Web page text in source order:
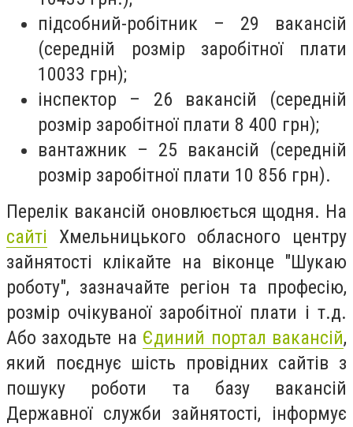
підсобний-робітник – 29 вакансій
(середній розмір заробітної плати
10033 грн);
інспектор – 26 вакансій (середній
розмір заробітної плати 8 400 грн);
вантажник – 25 вакансій (середній
розмір заробітної плати 10 856 грн).
Перелік вакансій оновлюється щодня. На
сайті Хмельницького обласного центру
зайнятості клікайте на віконце "Шукаю
роботу", зазначайте регіон та професію,
розмір очікуваної заробітної плати і т.д.
Або заходьте на Єдиний портал вакансій,
який поєднує шість провідних сайтів з
пошуку роботи та базу вакансій
Державної служби зайнятості, інформує